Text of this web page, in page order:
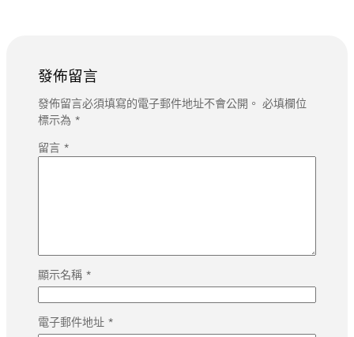
發佈留言
發佈留言必須填寫的電子郵件地址不會公開。 必填欄位
標示為 *
留言 *
顯示名稱 *
電子郵件地址 *